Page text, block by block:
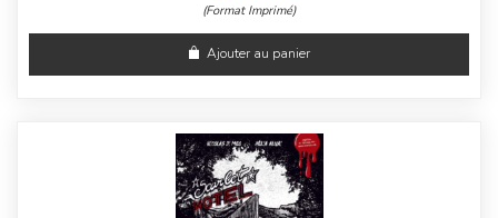
(Format Imprimé)
Ajouter au panier